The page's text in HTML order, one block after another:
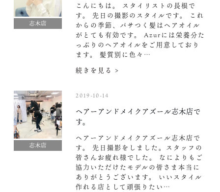
志木店
こんにちは。 スタイリストの長根で
す。 先日の撮影のスタイルです。 これ
からの季節、パサつく髪はヘアオイル
がとても有効です。 Azurには栄養分た
っぷりのヘアオイルをご用意しており
ます。 髪質別に色々…
続きを見る >
志木店
2019-10-14
ヘアーアンドメイクアズール志木店で
す。
ヘアーアンドメイクアズール志木店で
す。 先日撮影をしました。スタッフの
皆さんお疲れ様でした。 なによりもご
協力いただけたモデルの皆さま本当に
ありがとうございます。 いいスタイル
作れる店として頑張りたい…